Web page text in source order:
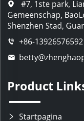
#7, 1ste park,
Gemeenschap,
Shenzhen Stad,
+86-13926576592
Product
Startpagina